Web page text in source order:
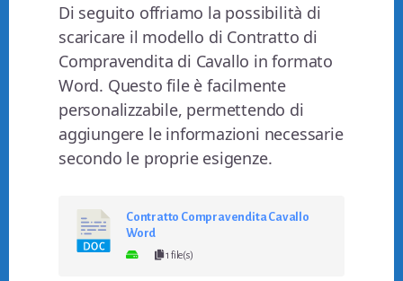
Di seguito offriamo la possibilità di
scaricare il modello di Contratto di
Compravendita di Cavallo in formato
Word. Questo file è facilmente
personalizzabile, permettendo di
aggiungere le informazioni necessarie
secondo le proprie esigenze.
Contratto Compravendita Cavallo
Word
1 file(s)